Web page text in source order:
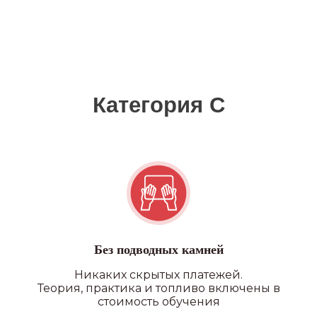
Без подводных камней
Никаких скрытых платежей.
Теория, практика и топливо включены в
стоимость обучения